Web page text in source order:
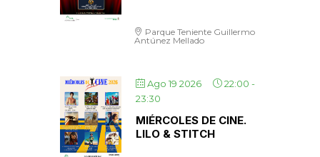
Parque Teniente Guillermo
Antúnez Mellado
Ago 19 2026 22:00 -
23:30
MIÉRCOLES DE CINE.
LILO & STITCH